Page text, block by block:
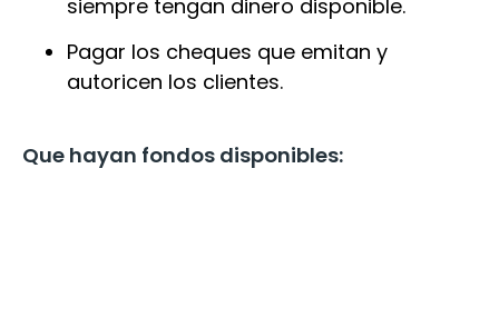
siempre tengan dinero disponible.
Pagar los cheques que emitan y
autoricen los clientes.
Que hayan fondos disponibles: